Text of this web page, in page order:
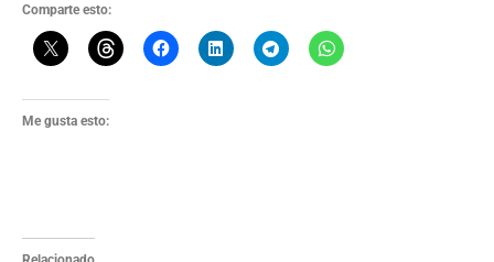
Comparte esto:
Me gusta esto: